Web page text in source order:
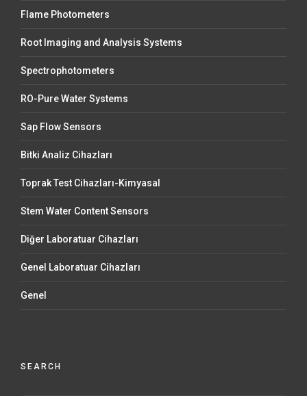
Flame Photometers
Root Imaging and Analysis Systems
Spectrophotometers
RO-Pure Water Systems
Sap Flow Sensors
Bitki Analiz Cihazları
Toprak Test Cihazları-Kimyasal
Stem Water Content Sensors
Diğer Laboratuar Cihazları
Genel Laboratuar Cihazları
Genel
SEARCH